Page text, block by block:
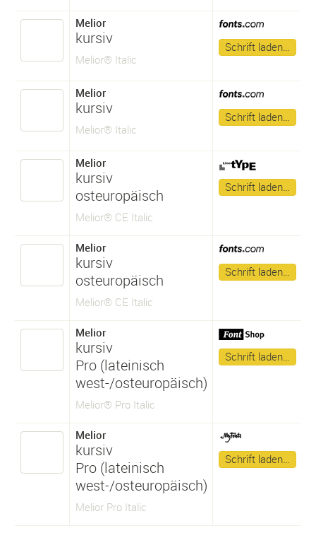
Melior
kursiv
Melior® Italic
Schrift laden…
Melior
kursiv
Melior® Italic
Schrift laden…
Melior
kursiv
osteuropäisch
Melior® CE Italic
Schrift laden…
Melior
kursiv
osteuropäisch
Melior® CE Italic
Schrift laden…
Melior
kursiv
Pro (lateinisch
west-/osteuropäisch)
Melior® Pro Italic
Schrift laden…
Melior
kursiv
Pro (lateinisch
west-/osteuropäisch)
Melior Pro Italic
Schrift laden…